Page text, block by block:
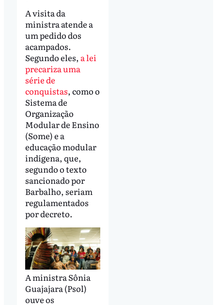
A visita da
ministra atende a
um pedido dos
acampados.
Segundo eles, a lei
precariza uma
série de
conquistas, como o
Sistema de
Organização
Modular de Ensino
(Some) e a
educação modular
indígena, que,
segundo o texto
sancionado por
Barbalho, seriam
regulamentados
por decreto.
A ministra Sônia
Guajajara (Psol)
ouve os